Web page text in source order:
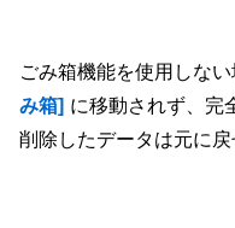
ごみ箱機能を使用しな
み箱] に移動されず、完
削除したデータは元に戻